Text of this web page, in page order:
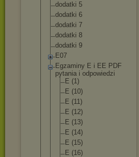
dodatki 5
dodatki 6
dodatki 7
dodatki 8
dodatki 9
E07
Egzaminy E i EE PDF
pytania i odpowiedzi
E (1)
E (10)
E (11)
E (12)
E (13)
E (14)
E (15)
E (16)